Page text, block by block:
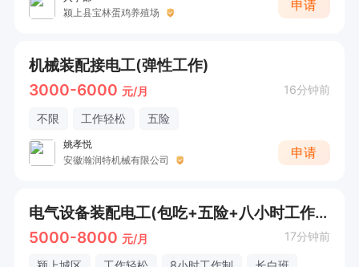
颍上县宝林蛋鸡养殖场
申请
机械装配接电工(弹性工作)
3000-6000 元/月 16分钟前
不限 工作轻松 五险
姚孝悦
安徽瀚润特机械有限公司
申请
电气设备装配电工(包吃+五险+八小时工作制)
5000-8000 元/月 17分钟前